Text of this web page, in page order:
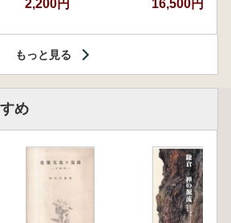
2,200円 16,500円
もっと見る
め